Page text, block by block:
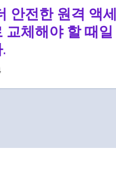
안전한 원격 액
교체해야 할 때